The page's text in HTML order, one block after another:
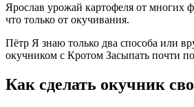
Ярослав урожай картофеля от многих
что только от окучивания.
Пётр Я знаю только два способа или
окучником с Кротом Засыпать почти
Как сделать окучник